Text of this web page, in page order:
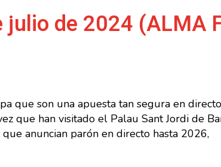
de 2024 (ALMA
que son una apuesta tan segura en
que han visitado el Palau Sant Jordi de
anuncian parón en directo hasta 2026,